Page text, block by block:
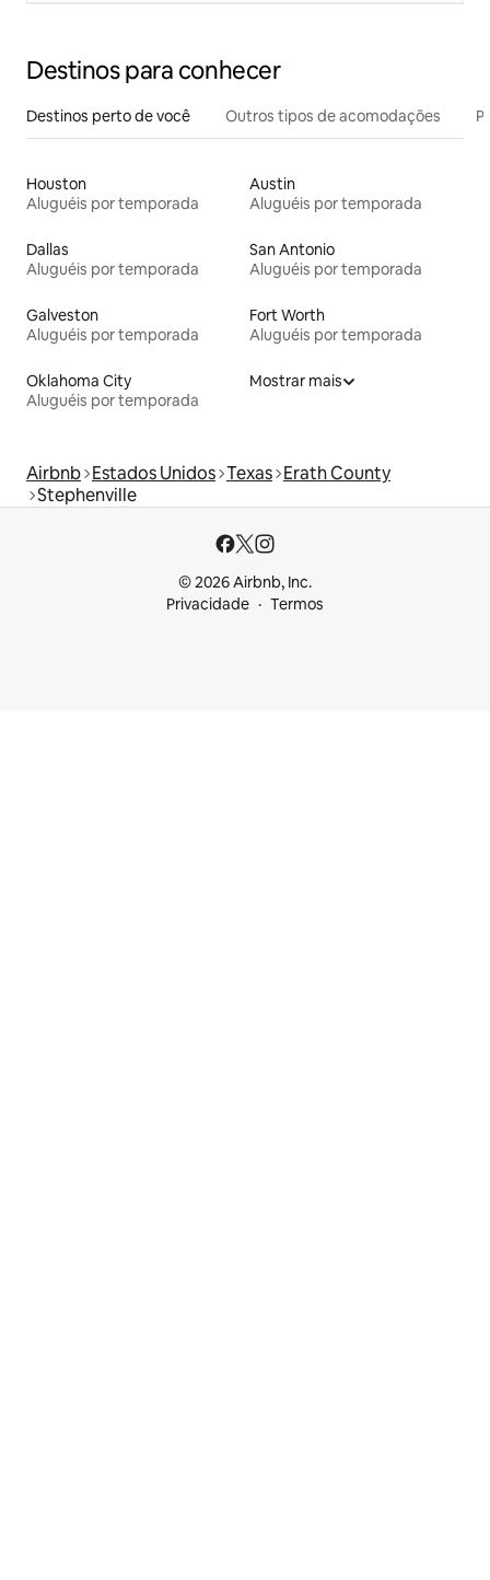
Destinos para conhecer
Destinos perto de você Outros tipos de acomodações
Houston
Aluguéis por temporada
Austin
Aluguéis por temporada
Dallas
Aluguéis por temporada
San Antonio
Aluguéis por temporada
Galveston
Aluguéis por temporada
Fort Worth
Aluguéis por temporada
Oklahoma City
Aluguéis por temporada
Mostrar mais
Airbnb Estados Unidos Texas Erath County
Stephenville
© 2026 Airbnb, Inc.
Privacidade
Termos